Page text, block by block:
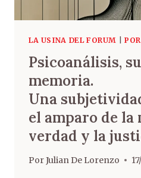
LA USINA DEL FORUM
Psicoanálisis,
memoria.
Una
el amparo de la
verdad y la
PorJulian De Lorenzo